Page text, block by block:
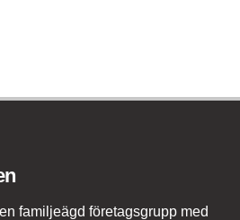
familjeägd företagsgrupp med